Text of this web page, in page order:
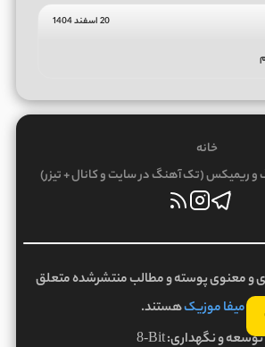
20 اسفند 1404
خانه
ریمیکس (تک آهنگ در سایت و کانال + تیزر)
و معنوی پوسته و مطالب منتشرشده متعلق
بهمیفا موزیکهستند.
توسعه و نگهداری:8-Bit